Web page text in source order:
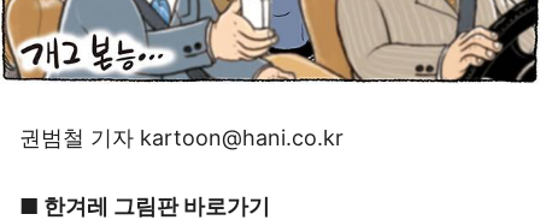
권범철 기자 kartoon@hani.co.kr
■ 한겨레 그림판 바로가기